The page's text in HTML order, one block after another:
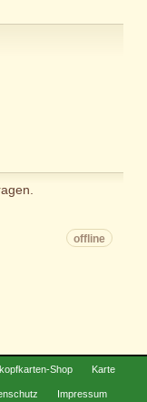
offline
Shop Karte
Impressum